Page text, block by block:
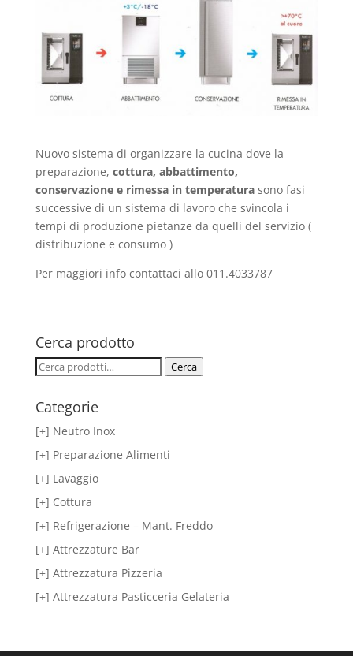
Nuovo sistema di organizzare la cucina dove la
preparazione, cottura, abbattimento,
conservazione e rimessa in temperatura sono fasi
successive di un sistema di lavoro che svincola i
tempi di produzione pietanze da quelli del servizio (
distribuzione e consumo )
Per maggiori info contattaci allo 011.4033787
Cerca prodotto
Cerca: Cerca
Categorie
[+] Neutro Inox
[+] Preparazione Alimenti
[+] Lavaggio
[+] Cottura
[+] Refrigerazione – Mant. Freddo
[+] Attrezzature Bar
[+] Attrezzatura Pizzeria
[+] Attrezzatura Pasticceria Gelateria